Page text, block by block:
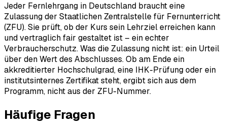
Jeder Fernlehrgang in Deutschland braucht eine
Zulassung der Staatlichen Zentralstelle für Fernunterricht
(ZFU). Sie prüft, ob der Kurs sein Lehrziel erreichen kann
und vertraglich fair gestaltet ist – ein echter
Verbraucherschutz. Was die Zulassung nicht ist: ein Urteil
über den Wert des Abschlusses. Ob am Ende ein
akkreditierter Hochschulgrad, eine IHK-Prüfung oder ein
institutsinternes Zertifikat steht, ergibt sich aus dem
Programm, nicht aus der ZFU-Nummer.
Häufige Fragen